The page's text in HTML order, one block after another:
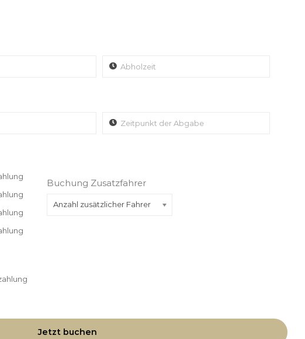
Buchung Zusatzfahrer
Anzahl zusätzlicher Fahrer
Jetzt buchen